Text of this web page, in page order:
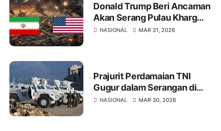
Donald Trump Beri Ancaman
Akan Serang Pulau Kharg
Bila Kesepakatan Damai
NASIONAL MAR 31, 2026
Prajurit Perdamaian TNI
Gugur dalam Serangan di
Libanon, Israel Diduga yang
NASIONAL MAR 30, 2026